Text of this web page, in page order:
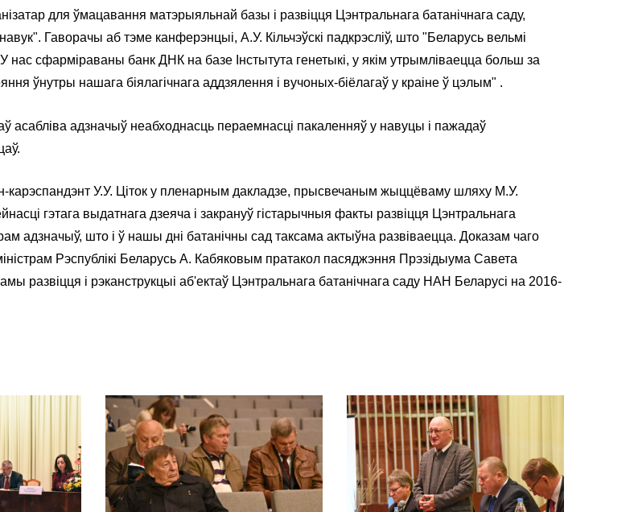
для ўмацавання матэрыяльнай базы і развіцця Цэнтральнага батанічнага саду,
Гаворачы аб тэме канферэнцыі, А.У. Кільчэўскі падкрэсліў, што "Беларусь вельмі
нас сфарміраваны банк ДНК на базе Інстытута генетыкі, у якім утрымліваецца больш за
ўнутры нашага біялагічнага аддзялення і вучоных-біёлагаў у краіне ў цэлым" .
асабліва адзначыў неабходнасць пераемнасці пакаленняў у навуцы і пажадаў
У.У. Ціток у пленарным дакладзе, прысвечаным жыццёваму шляху М.У.
гэтага выдатнага дзеяча і закрануў гістарычныя факты развіцця Цэнтральнага
адзначыў, што і ў нашы дні батанічны сад таксама актыўна развіваецца. Доказам чаго
Рэспублікі Беларусь А. Кабяковым пратакол пасяджэння Прэзідыума Савета
развіцця і рэканструкцыі аб'ектаў Цэнтральнага батанічнага саду НАН Беларусі на 2016-